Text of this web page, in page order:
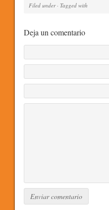
Filed under · Tagged with
Deja un comentario